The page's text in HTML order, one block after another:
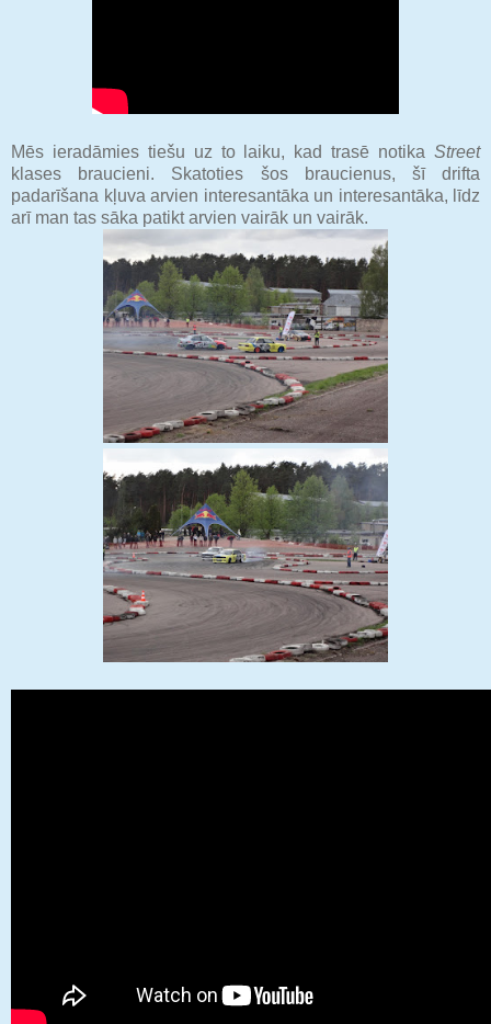
Mēs ieradāmies tiešu uz to laiku, kad trasē notika Street
klases braucieni. Skatoties šos braucienus, šī drifta
padarīšana kļuva arvien interesantāka un interesantāka, līdz
arī man tas sāka patikt arvien vairāk un vairāk.